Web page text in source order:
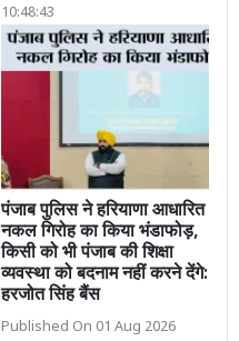
10:48:43
पंजाब पुलिस ने हरियाणा आधारित
नकल गिरोह का किया भंडाफोड़,
किसी को भी पंजाब की शिक्षा
व्यवस्था को बदनाम नहीं करने देंगे:
हरजोत सिंह बैंस
Published On 01 Aug 2026